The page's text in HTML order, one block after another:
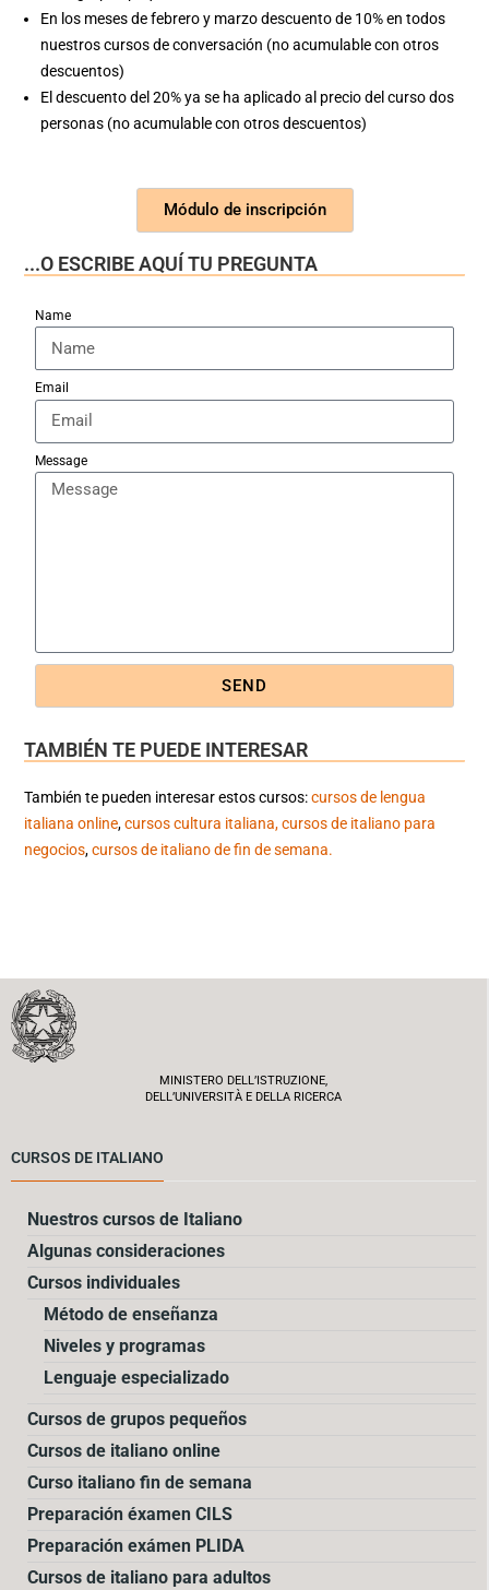
MINISTERO DELL’ISTRUZIONE,
DELL’UNIVERSITÀ E DELLA RICERCA
CURSOS DE ITALIANO
Nuestros cursos de Italiano
Algunas consideraciones
Cursos individuales
Método de enseñanza
Niveles y programas
Lenguaje especializado
Cursos de grupos pequeños
Cursos de italiano online
Curso italiano fin de semana
Preparación éxamen CILS
Preparación exámen PLIDA
Cursos de italiano para adultos
En los meses de febrero y marzo descuento de 10% en todos
nuestros cursos de conversación (no acumulable con otros
descuentos)
El descuento del 20% ya se ha aplicado al precio del curso dos
personas (no acumulable con otros descuentos)
Módulo de inscripción
...O ESCRIBE AQUÍ TU PREGUNTA
Name
Email
Message
SEND
TAMBIÉN TE PUEDE INTERESAR
También te pueden interesar estos cursos:cursos de lengua
italiana online,cursos cultura italiana,cursos de italiano para
negocios,cursos de italiano de fin de semana.